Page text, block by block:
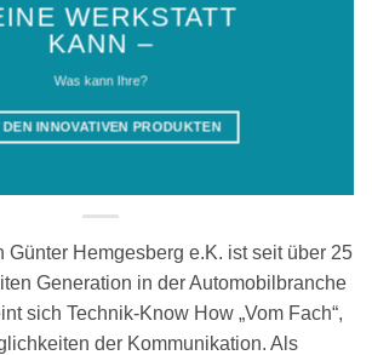
WERKSTATT
KANN –
Was kann Ihre?
DEN INNOVATIVEN PRODUKTEN
Günter Hemgesberg e.K. ist seit über 25
Generation in der Automobilbranche
sich Technik-Know How „Vom Fach“,
der Kommunikation. Als